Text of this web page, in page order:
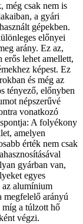
még csak nem is
a gyári
gépekben.
előnyei
arány. Ez az,
lehet amellett,
képest. Ez
és még az
tényező, előnyben
népszerűvé
vonatkozó
A folyékony
amelyen
érték nem csak
gyárban van,
egyes
az alumínium
megfelelő arányú
míg a túlzott hő
végzi.